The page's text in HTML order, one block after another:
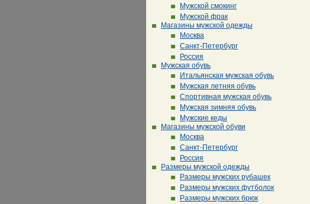
Мужской смокинг
Мужской фрак
Магазины мужской одежды
Москва
Санкт-Петербург
Россия
Мужская обувь
Итальянская мужская обувь
Мужская летняя обувь
Спортивная мужская обувь
Мужская зимняя обувь
Мужские кеды
Магазины мужской обуви
Москва
Санкт-Петербург
Россия
Размеры мужской одежды
Размеры мужских рубашек
Размеры мужских футболок
Размеры мужских брюк